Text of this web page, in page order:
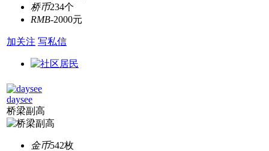
桥币234个
RMB-2000元
加关注 写私信
daysee
桥梁副高
金币542枚